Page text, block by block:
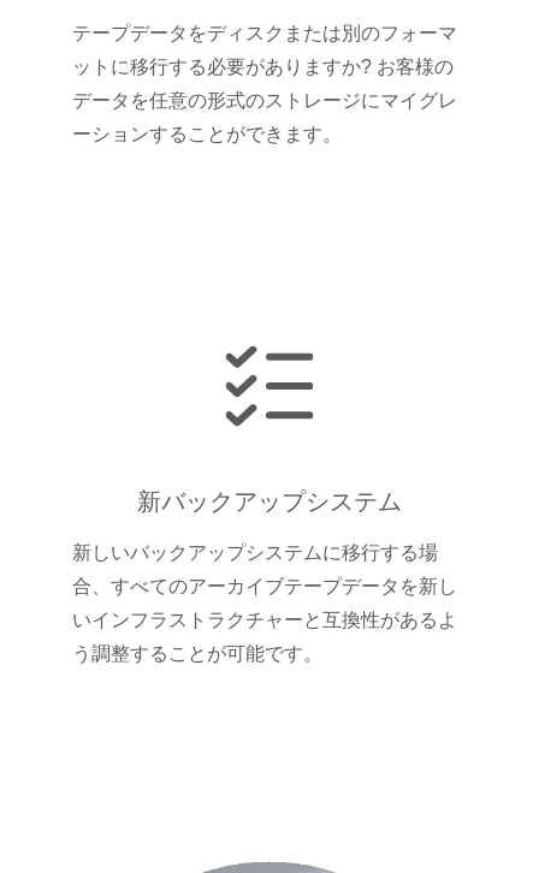
テープデータをディスクまたは別のフォーマ
ットに移行する必要がありますか? お客様の
データを任意の形式のストレージにマイグレ
ーションすることができます。
新バックアップシステム
新しいバックアップシステムに移行する場
合、すべてのアーカイブテープデータを新し
いインフラストラクチャーと互換性があるよ
う調整することが可能です。